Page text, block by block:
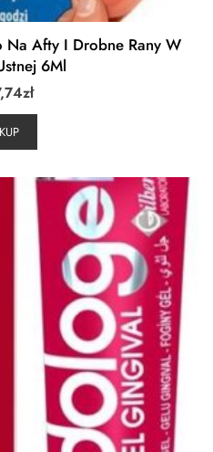
Afty I Drobne Rany W
6Ml
zł
KUP